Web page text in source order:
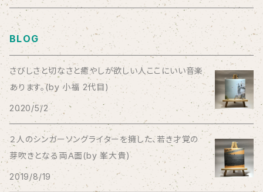
Aysula
Bad Operation
Bagus!
BBBBBBB
The BEG
BLOG
さびしさと切なさと癒やしが欲しい人ここにいい音楽
あります。(by 小福 2代目)
2020/5/2
２人のシンガーソングライターを擁した、若き才覚の
芽吹きとなる両Ａ面(by 峯大貴)
2019/8/19